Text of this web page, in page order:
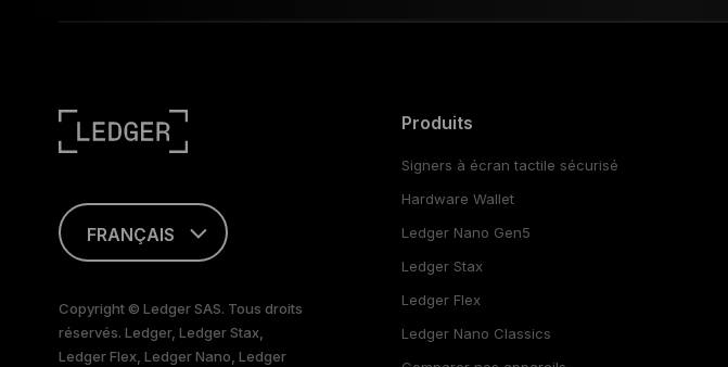
FRANÇAIS
PORTUGUÊS
Copyright © Ledger SAS. Tous droits
réservés. Ledger, Ledger Stax,
Ledger Flex, Ledger Nano, Ledger
Produits
Signers à écran tactile sécurisé
Hardware Wallet
Ledger Nano Gen5
Ledger Stax
Ledger Flex
Ledger Nano Classics